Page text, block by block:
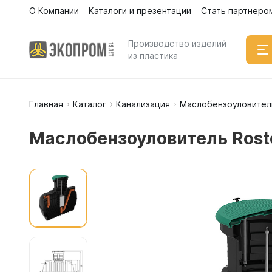
О Компании Каталоги и презентации Стать
Производство изделий
из пластика
Емкости
Емкости
Емкости
Емкости
Главная Каталог Канализация
Маслобензоуловитель